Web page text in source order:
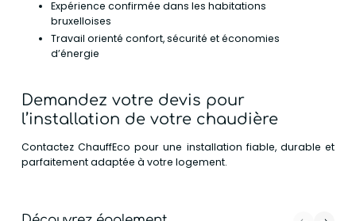
Expérience confirmée dans les habitations
bruxelloises
Travail orienté confort, sécurité et économies
d’énergie
Demandez votre devis pour
l’installation de votre chaudière
Contactez ChauffEco pour une installation fiable, durable et
parfaitement adaptée à votre logement.